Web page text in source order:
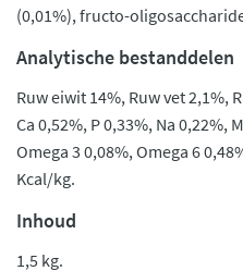
(0,01%), fructo-
Analytische bestanddelen
Ruw eiwit 14%, Ruw vet 2,1%,
Ca 0,52%, P 0,33%, Na 0,22%,
Omega 3 0,08%, Omega 6
Kcal/kg.
Inhoud
1,5 kg.